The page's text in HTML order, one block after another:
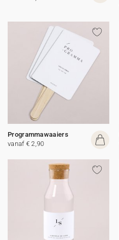
Programmawaaiers
vanaf € 2,90